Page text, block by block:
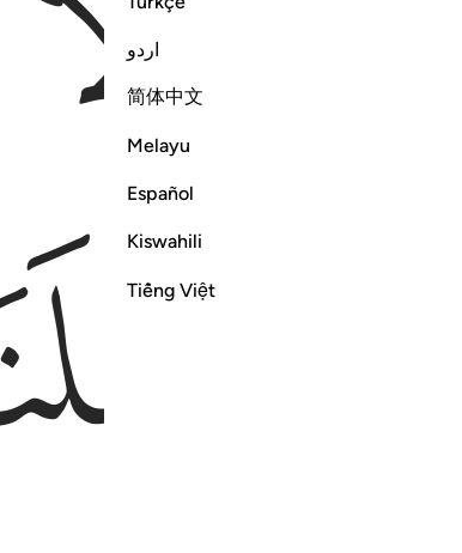
اردو
简体中文
Melayu
Español
Kiswahili
Tiếng Việt